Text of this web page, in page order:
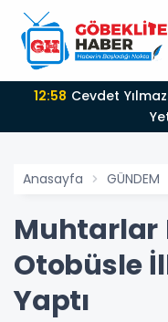
12:58
Anasayfa GÜNDEM
Muhtarlar
Otobüsle
Yaptı